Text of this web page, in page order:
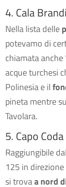
4. Cala
Nella lista delle
potevamo di
chiamata anche
acque turchesi
Polinesia e il
pineta mentre
Tavolara.
5. Capo
Raggiungibile
125 in direzione
si trovaa nord